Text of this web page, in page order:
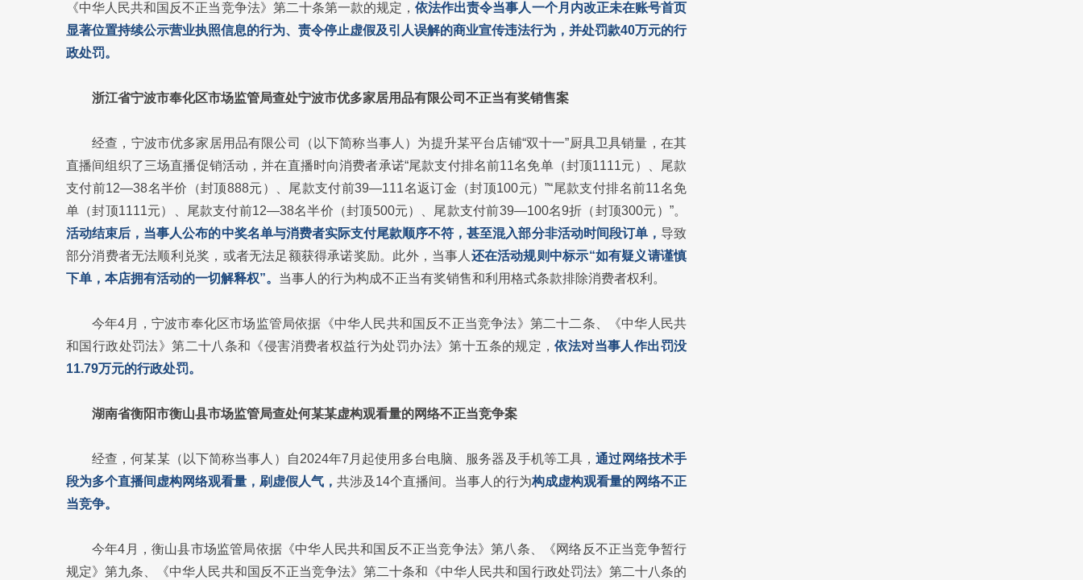
《中华人民共和国反不正当竞争法》第二十条第一款的规定，依法作出责令当事人一个月内改正未在账号首页
显著位置持续公示营业执照信息的行为、责令停止虚假及引人误解的商业宣传违法行为，并处罚款40万元的行
政处罚。
浙江省宁波市奉化区市场监管局查处宁波市优多家居用品有限公司不正当有奖销售案
经查，宁波市优多家居用品有限公司（以下简称当事人）为提升某平台店铺“双十一”厨具卫具销量，在其
直播间组织了三场直播促销活动，并在直播时向消费者承诺“尾款支付排名前11名免单（封顶1111元）、尾款
支付前12—38名半价（封顶888元）、尾款支付前39—111名返订金（封顶100元）”“尾款支付排名前11名免
单（封顶1111元）、尾款支付前12—38名半价（封顶500元）、尾款支付前39—100名9折（封顶300元）”。
活动结束后，当事人公布的中奖名单与消费者实际支付尾款顺序不符，甚至混入部分非活动时间段订单， 导致
部分消费者无法顺利兑奖，或者无法足额获得承诺奖励。此外，当事人 还在活动规则中标示“如有疑义请谨慎
下单，本店拥有活动的一切解释权”。 当事人的行为构成不正当有奖销售和利用格式条款排除消费者权利。
今年4月，宁波市奉化区市场监管局依据《中华人民共和国反不正当竞争法》第二十二条、《中华人民共
和国行政处罚法》第二十八条和《侵害消费者权益行为处罚办法》第十五条的规定，依法对当事人作出罚没
11.79万元的行政处罚。
湖南省衡阳市衡山县市场监管局查处何某某虚构观看量的网络不正当竞争案
经查，何某某（以下简称当事人）自2024年7月起使用多台电脑、服务器及手机等工具，通过网络技术手
段为多个直播间虚构网络观看量，刷虚假人气， 共涉及14个直播间。当事人的行为构成虚构观看量的网络不正
当竞争。
今年4月，衡山县市场监管局依据《中华人民共和国反不正当竞争法》第八条、《网络反不正当竞争暂行
规定》第九条、《中华人民共和国反不正当竞争法》第二十条和《中华人民共和国行政处罚法》第二十八条的